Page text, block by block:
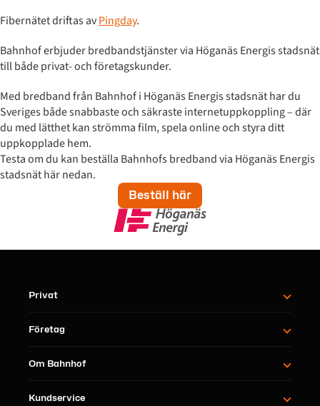
Fibernätet driftas avPingday.
Bahnhof erbjuder bredbandstjänster via Höganäs Energis stadsnät
till både privat- och företagskunder.
Med bredband från Bahnhof i Höganäs Energis stadsnät har du
Sveriges både snabbaste och säkraste internetuppkoppling – där
du med lätthet kan strömma film, spela online och styra ditt
uppkopplade hem.
Testa om du kan beställa Bahnhofs bredband via Höganäs Energis
stadsnät här nedan.
Beställ här
Privat
Företag
Om Bahnhof
Kundservice